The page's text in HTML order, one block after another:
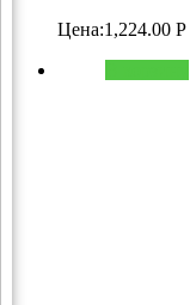
Цена:1,224.00 Р